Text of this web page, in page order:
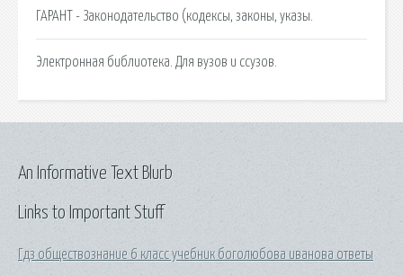
ГАРАНТ - Законодательство (кодексы, законы, указы.
Электронная библиотека. Для вузов и ссузов.
Links to Important Stuff
Гдз обществознание 6 класс учебник боголюбова иванова ответы
An Informative Text Blurb